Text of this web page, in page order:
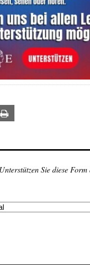
Sie diese Form